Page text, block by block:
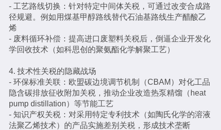
- 工艺路线切换：针对特定中间体关税，可通过改变合成路
径规避。例如用煤基甲醇路线替代石油基路线生产醋酸乙
烯
- 废料循环补偿：提高进口废塑料关税后，倒逼企业开发化
学回收技术（如科思创的聚氨酯化学解聚工艺）
4. 技术性关税的隐藏战场
- 环保标准关联：欧盟碳边境调节机制（CBAM）对化工品
隐含碳排放征收附加关税，推动企业改造热泵精馏（heat
pump distillation）等节能工艺
- 知识产权关税：对采用特定专利技术（如陶氏化学的溶液
法聚乙烯技术）的产品实施差别关税，形成技术垄断